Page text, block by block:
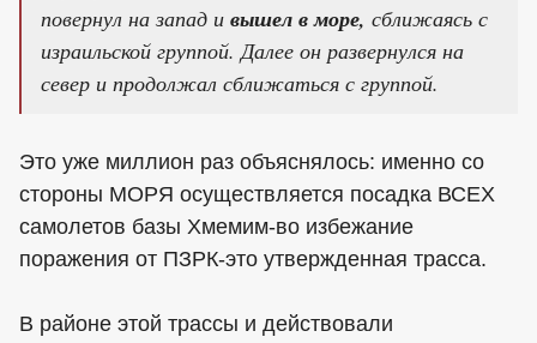
повернул на запад и вышел в море, сближаясь с
израильской группой. Далее он развернулся на
север и продолжал сближаться с группой.
Это уже миллион раз объяснялось: именно со
стороны МОРЯ осуществляется посадка ВСЕХ
самолетов базы Хмемим-во избежание
поражения от ПЗРК-это утвержденная трасса.
В районе этой трассы и действовали